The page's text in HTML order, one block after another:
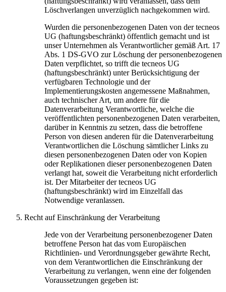
Löschverlangen unverzüglich nachgekommen wird.
Wurden die personenbezogenen Daten von der tecneos
UG (haftungsbeschränkt) öffentlich gemacht und ist
unser Unternehmen als Verantwortlicher gemäß Art. 17
Abs. 1 DS-GVO zur Löschung der personenbezogenen
Daten verpflichtet, so trifft die tecneos UG
(haftungsbeschränkt) unter Berücksichtigung der
verfügbaren Technologie und der
Implementierungskosten angemessene Maßnahmen,
auch technischer Art, um andere für die
Datenverarbeitung Verantwortliche, welche die
veröffentlichten personenbezogenen Daten verarbeiten,
darüber in Kenntnis zu setzen, dass die betroffene
Person von diesen anderen für die Datenverarbeitung
Verantwortlichen die Löschung sämtlicher Links zu
diesen personenbezogenen Daten oder von Kopien
oder Replikationen dieser personenbezogenen Daten
verlangt hat, soweit die Verarbeitung nicht erforderlich
ist. Der Mitarbeiter der tecneos UG
(haftungsbeschränkt) wird im Einzelfall das
Notwendige veranlassen.
Recht auf Einschränkung der Verarbeitung
Jede von der Verarbeitung personenbezogener Daten
betroffene Person hat das vom Europäischen
Richtlinien- und Verordnungsgeber gewährte Recht,
von dem Verantwortlichen die Einschränkung der
Verarbeitung zu verlangen, wenn eine der folgenden
Voraussetzungen gegeben ist: